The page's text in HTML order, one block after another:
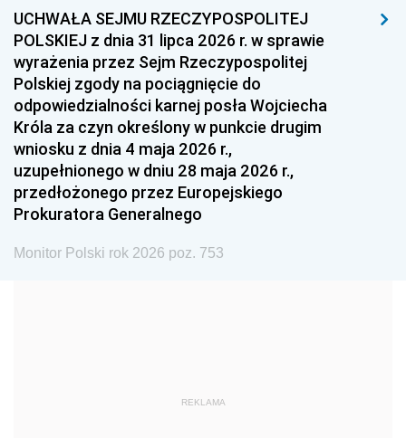
1996 1995 1994
1993 1992 1991
1990 1989
1987 1986 1985
1984 1983
1981 1980 1979
1978 1977
1975 1974
1959
UCHWAŁA SEJMU RZECZYPOSPOLITEJ
POLSKIEJ z dnia 31 lipca 2026 r. w sprawie
wyrażenia przez Sejm Rzeczypospolitej
Polskiej zgody na pociągnięcie do
odpowiedzialności karnej posła Wojciecha
Króla za czyn określony w punkcie drugim
wniosku z dnia 4 maja 2026 r.,
uzupełnionego w dniu 28 maja 2026 r.,
przedłożonego przez Europejskiego
Prokuratora Generalnego
Monitor Polski rok 2026 poz. 753
REKLAMA